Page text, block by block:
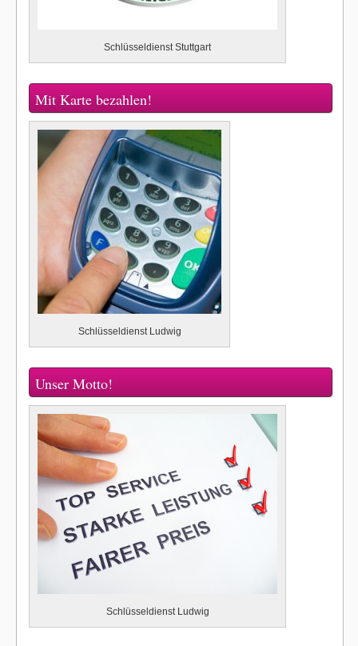
Schlüsseldienst Stuttgart
Mit Karte bezahlen!
Schlüsseldienst Ludwig
Unser Motto!
Schlüsseldienst Ludwig